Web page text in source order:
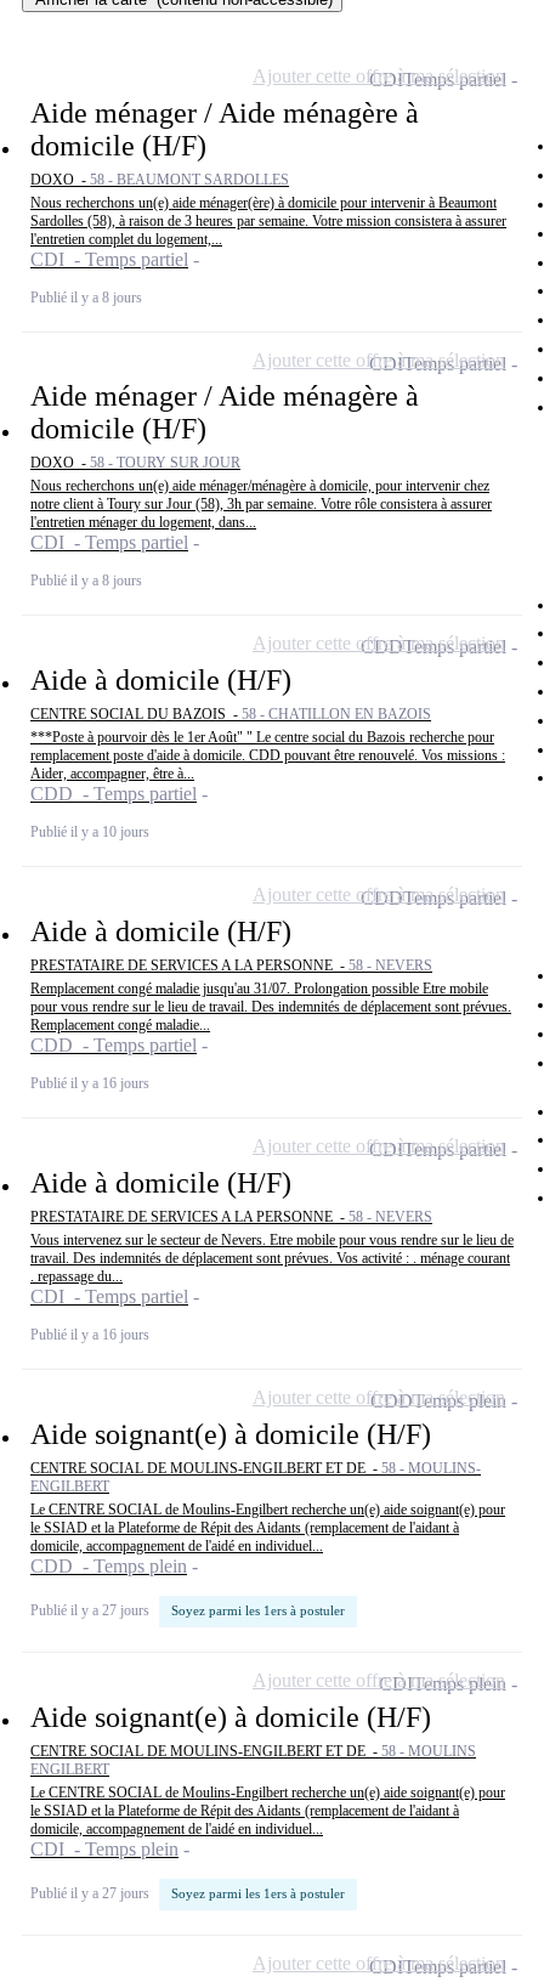
Aide ménager / Aide ménagère à
domicile (H/F)
DOXO - 58 - BEAUMONT SARDOLLES
Nous recherchons un(e) aide ménager(ère) à domicile pour intervenir à Beaumont
Sardolles (58), à raison de 3 heures par semaine. Votre mission consistera à assurer
l'entretien complet du logement,...
CDI - Temps partiel
Publié il y a 8 jours
CDITemps partiel
Ajouter cette offre à ma sélection
Aide ménager / Aide ménagère à
domicile (H/F)
DOXO - 58 - TOURY SUR JOUR
Nous recherchons un(e) aide ménager/ménagère à domicile, pour intervenir chez
notre client à Toury sur Jour (58), 3h par semaine. Votre rôle consistera à assurer
l'entretien ménager du logement, dans...
CDI - Temps partiel
Publié il y a 8 jours
CDITemps partiel
Ajouter cette offre à ma sélection
Aide à domicile (H/F)
CENTRE SOCIAL DU BAZOIS - 58 - CHATILLON EN BAZOIS
***Poste à pourvoir dès le 1er Août" " Le centre social du Bazois recherche pour
remplacement poste d'aide à domicile. CDD pouvant être renouvelé. Vos missions :
Aider, accompagner, être à...
CDD - Temps partiel
Publié il y a 10 jours
CDDTemps partiel
Ajouter cette offre à ma sélection
Aide à domicile (H/F)
PRESTATAIRE DE SERVICES A LA PERSONNE - 58 - NEVERS
Remplacement congé maladie jusqu'au 31/07. Prolongation possible Etre mobile
pour vous rendre sur le lieu de travail. Des indemnités de déplacement sont prévues.
Remplacement congé maladie...
CDD - Temps partiel
Publié il y a 16 jours
CDDTemps partiel
Ajouter cette offre à ma sélection
Aide à domicile (H/F)
PRESTATAIRE DE SERVICES A LA PERSONNE - 58 - NEVERS
Vous intervenez sur le secteur de Nevers. Etre mobile pour vous rendre sur le lieu de
travail. Des indemnités de déplacement sont prévues. Vos activité : . ménage courant
. repassage du...
CDI - Temps partiel
Publié il y a 16 jours
CDITemps partiel
Ajouter cette offre à ma sélection
Aide soignant(e) à domicile (H/F)
CENTRE SOCIAL DE MOULINS-ENGILBERT ET DE - 58 - MOULINS-
ENGILBERT
Le CENTRE SOCIAL de Moulins-Engilbert recherche un(e) aide soignant(e) pour
le SSIAD et la Plateforme de Répit des Aidants (remplacement de l'aidant à
domicile, accompagnement de l'aidé en individuel...
CDD - Temps plein
Publié il y a 27 jours Soyez parmi les 1ers à postuler
CDDTemps plein
Ajouter cette offre à ma sélection
Aide soignant(e) à domicile (H/F)
CENTRE SOCIAL DE MOULINS-ENGILBERT ET DE - 58 - MOULINS
ENGILBERT
Le CENTRE SOCIAL de Moulins-Engilbert recherche un(e) aide soignant(e) pour
le SSIAD et la Plateforme de Répit des Aidants (remplacement de l'aidant à
domicile, accompagnement de l'aidé en individuel...
CDI - Temps plein
Publié il y a 27 jours Soyez parmi les 1ers à postuler
CDITemps plein
Ajouter cette offre à ma sélection
CDITemps partiel
Ajouter cette offre à ma sélection